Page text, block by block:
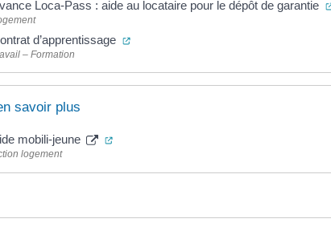
Loca-Pass : aide au locataire pour le dépôt de garantie
d’apprentissage (ouverture dans un nouvel onglet)
– Formation
savoir plus
mobili-jeune (ouverture dans un nouvel onglet)
logement